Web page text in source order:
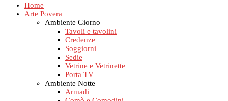
Home
Arte Povera
Ambiente Giorno
Tavoli e tavolini
Credenze
Soggiorni
Sedie
Vetrine e Vetrinette
Porta TV
Ambiente Notte
Armadi